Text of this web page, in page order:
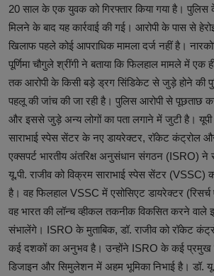
20 साल के एक युवक को गिरफ्तार किया गया है। पुलिस
मिलने के बाद यह कार्रवाई की गई। आरोपी के पास से
खिलाफ पहले कोई आपराधिक मामला दर्ज नहीं है।
पूर्णिमा चौगुले श्रींगी ने बताया कि फिलहाल मामले में एक
तक आरोपी के किसी बड़े ड्रग सिंडिकेट से जुड़े होने की
पहलू की जांच की जा रही है। पुलिस आरोपी से पूछताछ
और इससे जुड़े अन्य लोगों का पता लगाने में जुटी है। यूपी
साराभाई स्पेस सेंटर के नए डायरेक्टर, रॉकेट कंट्रोल
एक्सपर्ट भारतीय अंतरिक्ष अनुसंधान संगठन (ISRO) ने
यू.पी. राजीव को विक्रम साराभाई स्पेस सेंटर (VSSC)
है। वह फिलहाल VSSC में एसोसिएट डायरेक्टर
वह भारत की लॉन्च व्हीकल तकनीक विकसित करने
संभालेंगे। ISRO के मुताबिक, डॉ. राजीव को रॉकेट
कई दशकों का अनुभव है। उन्होंने ISRO के कई प्रमुख
डिजाइन और सिमुलेशन में अहम भूमिका निभाई है। डॉ.